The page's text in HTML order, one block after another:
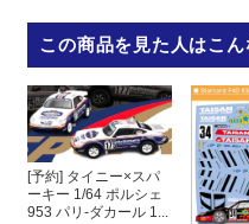
この商品を見た人はこ
[予約] タイニー×スパ
ーキー 1/64 ポルシェ
953 パリ-ダカール 1...